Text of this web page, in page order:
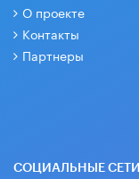
О проекте
Контакты
Партнеры
СОЦИАЛЬНЫЕ СЕТИ